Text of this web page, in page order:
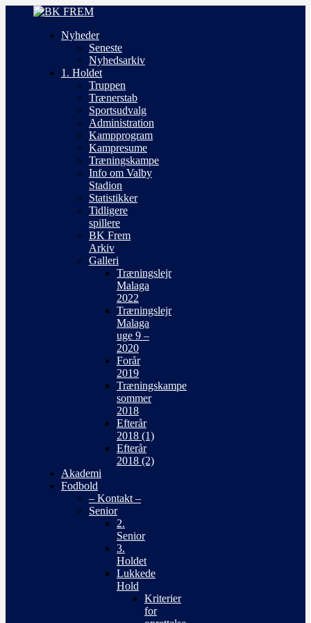
Nyheder
Seneste
Nyhedsarkiv
1. Holdet
Truppen
Trænerstab
Sportsudvalg
Administration
Kampprogram
Kampresume
Træningskampe
Info om Valby
Stadion
Statistikker
Tidligere
spillere
BK Frem
Arkiv
Galleri
Træningslejr
Malaga
2022
Træningslejr
Malaga
uge 9 –
2020
Forår
2019
Træningskampe
sommer
2018
Efterår
2018 (1)
Efterår
2018 (2)
Akademi
Fodbold
– Kontakt –
Senior
2.
Senior
3.
Holdet
Lukkede
Hold
Kriterier
for